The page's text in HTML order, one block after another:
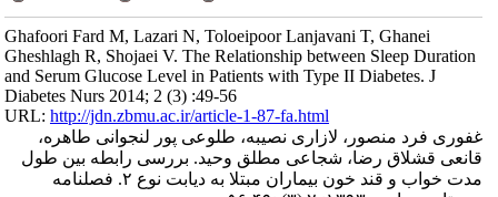
Ghafoori Fard M, Lazari N, Toloeipoor Lanjavani T, Ghanei
Gheshlagh R, Shojaei V. The Relationship between Sleep Duration
and Serum Glucose Level in Patients with Type II Diabetes. J
Diabetes Nurs 2014; 2 (3) :49-56
URL:http://jdn.zbmu.ac.ir/article-1-87-fa.html
غفوری فرد منصور، لازاری نصیبه، طلوعی پور لنجوانی طاهره،
قانعی قشلاق رضا، شجاعی مطلق وحید. بررسی رابطه بین طول
مدت خواب و قند خون بیماران مبتلا به دیابت نوع ۲. فصلنامه